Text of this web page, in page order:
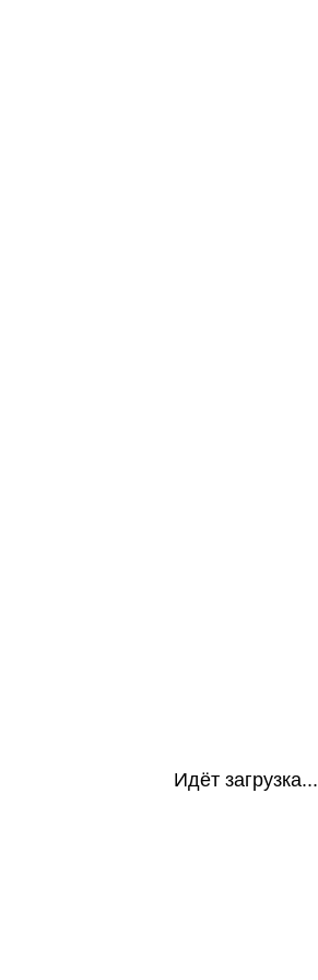
Идёт загрузка...